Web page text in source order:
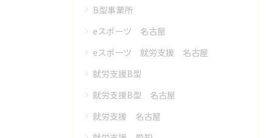
B型事業所
eスポーツ 名古屋
eスポーツ 就労支援 名古屋
就労支援B型
就労支援B型 名古屋
就労支援 名古屋